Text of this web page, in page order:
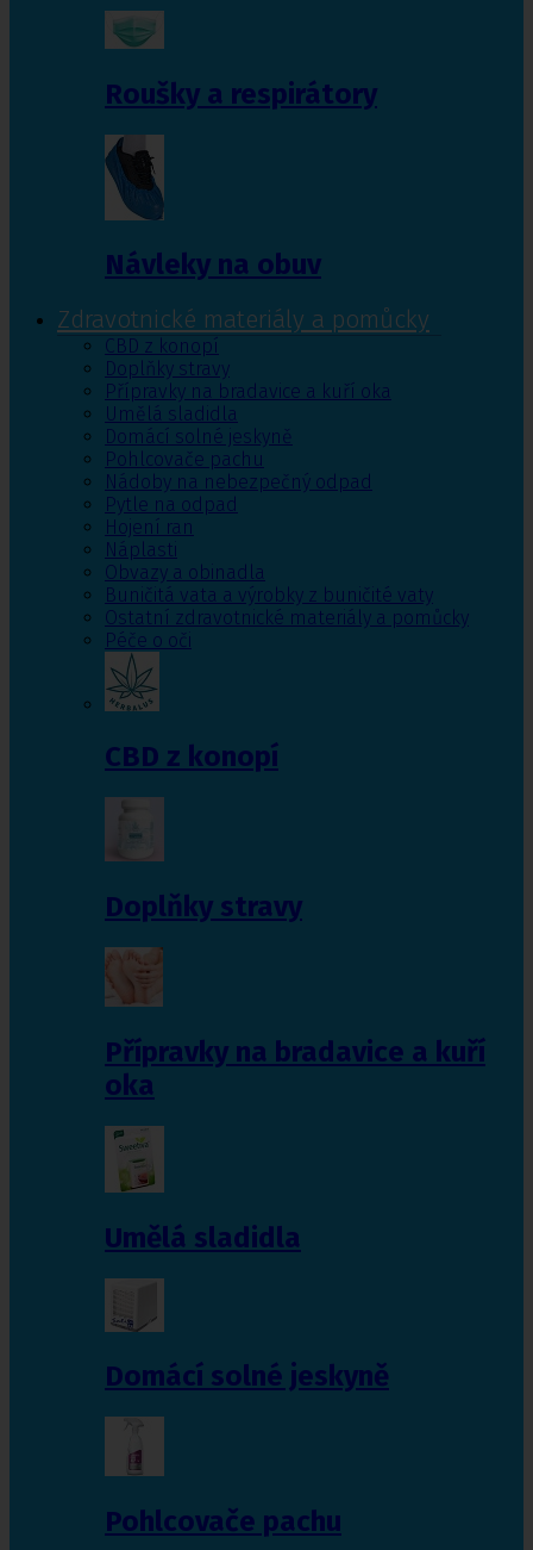
Roušky a respirátory
Návleky na obuv
Zdravotnické materiály a pomůcky
CBD z konopí
Doplňky stravy
Přípravky na bradavice a kuří oka
Umělá sladidla
Domácí solné jeskyně
Pohlcovače pachu
Nádoby na nebezpečný odpad
Pytle na odpad
Hojení ran
Náplasti
Obvazy a obinadla
Buničitá vata a výrobky z buničité vaty
Ostatní zdravotnické materiály a pomůcky
Péče o oči
CBD z konopí
Doplňky stravy
Přípravky na bradavice a kuří
oka
Umělá sladidla
Domácí solné jeskyně
Pohlcovače pachu